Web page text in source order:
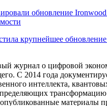
обновление
крупнейшее обновление
журнал о цифровой
С 2014 года
интеллекта,
трансформацию
материалы